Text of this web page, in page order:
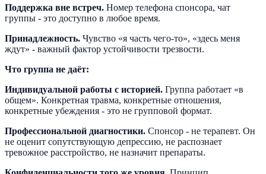
Поддержка вне встреч. Номер телефона спонсора, чат
группы - это доступно в любое время.
Принадлежность. Чувство «я часть чего-то», «здесь меня
ждут» - важный фактор устойчивости трезвости.
Что группа не даёт:
Индивидуальной работы с историей. Группа работает «в
общем». Конкретная травма, конкретные отношения,
конкретные убеждения - это не групповой формат.
Профессиональной диагностики. Спонсор - не терапевт. Он
не оценит сопутствующую депрессию, не распознает
тревожное расстройство, не назначит препараты.